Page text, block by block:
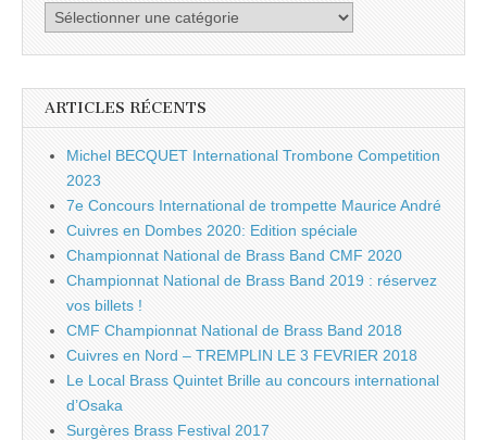
Catégories
ARTICLES RÉCENTS
Michel BECQUET International Trombone Competition
2023
7e Concours International de trompette Maurice André
Cuivres en Dombes 2020: Edition spéciale
Championnat National de Brass Band CMF 2020
Championnat National de Brass Band 2019 : réservez
vos billets !
CMF Championnat National de Brass Band 2018
Cuivres en Nord – TREMPLIN LE 3 FEVRIER 2018
Le Local Brass Quintet Brille au concours international
d’Osaka
Surgères Brass Festival 2017